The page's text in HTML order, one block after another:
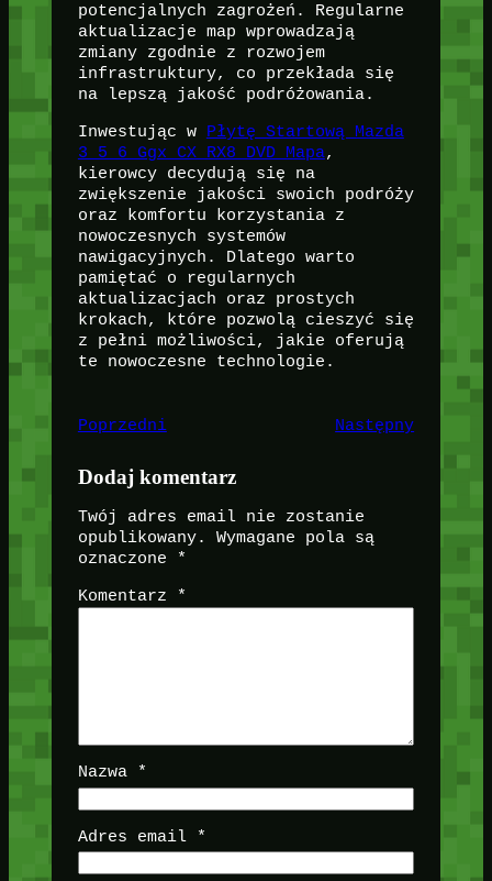
potencjalnych zagrożeń. Regularne
aktualizacje map wprowadzają
zmiany zgodnie z rozwojem
infrastruktury, co przekłada się
na lepszą jakość podróżowania.
Inwestując w
Płytę Startową Mazda
3 5 6 Ggx CX RX8 DVD Mapa,
kierowcy decydują się na
zwiększenie jakości swoich podróży
oraz komfortu korzystania z
nowoczesnych systemów
nawigacyjnych. Dlatego warto
pamiętać o regularnych
aktualizacjach oraz prostych
krokach, które pozwolą cieszyć się
z pełni możliwości, jakie oferują
te nowoczesne technologie.
Poprzedni Następny
Dodaj komentarz
Twój adres email nie zostanie
opublikowany.
Wymagane pola są
oznaczone
*
Komentarz *
Nazwa *
Adres email *